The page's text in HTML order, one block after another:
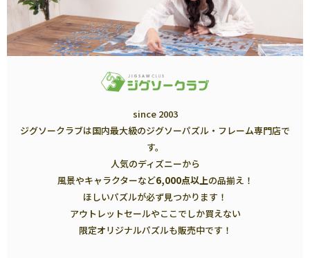
since 2003
ジグソークラブは国内最大級のジグソーパズル・フレーム専門店で
す。
人気のディズニーから
風景やキャラクターなど6,000点以上の品揃え！
ほしいパズルが必ず見つかります！
アウトレットセールやここでしか買えない
限定オリジナルパズルも販売中です！